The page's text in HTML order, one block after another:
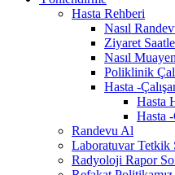
Hasta Rehberi
Nasıl
Ziyaret
Nasıl
Poliklinik
Hasta -
Hasta
Hasta
Randevu Al
Laboratuvar Tetkik
Radyoloji Rapor